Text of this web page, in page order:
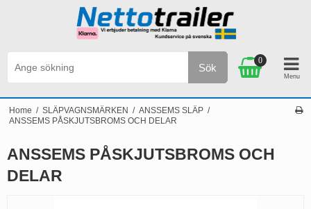
Sök
0
Home / SLÄPVAGNSMÄRKEN / ANSSEMS SLÄP /
ANSSEMS PÅSKJUTSBROMS OCH DELAR
ANSSEMS PÅSKJUTSBROMS OCH
DELAR